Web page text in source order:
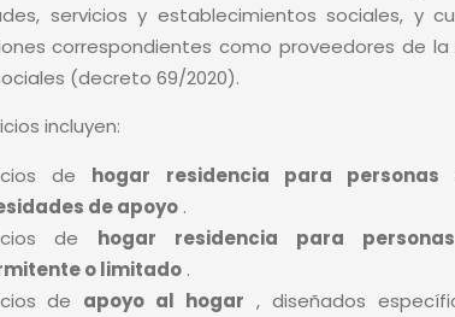
servicios y establecimientos sociales, y
correspondientes como proveedores de
(decreto 69/2020).
incluyen:
de hogar residencia para personas
de apoyo.
de hogar residencia para
o limitado.
de apoyo al hogar , diseñados